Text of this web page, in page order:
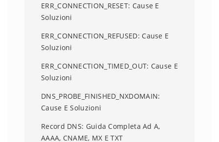
ERR_CONNECTION_RESET: Cause E
Soluzioni
ERR_CONNECTION_REFUSED: Cause E
Soluzioni
ERR_CONNECTION_TIMED_OUT: Cause E
Soluzioni
DNS_PROBE_FINISHED_NXDOMAIN:
Cause E Soluzioni
Record DNS: Guida Completa Ad A,
AAAA, CNAME, MX E TXT